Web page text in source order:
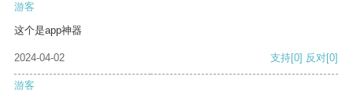
游客
这个是app神器
2024-04-02 支持[0] 反对[0]
游客